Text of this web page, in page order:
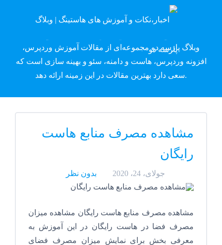
وبلاگ پارسه دِو
وبلاگ پارسه دو مجموعه‌ای از مقالات آموزش وردپرس،
افزونه وردپرس، هاست و دامنه، سئو و بهینه سازی است که
سعی دارد بهترین مقالات در این زمینه ارائه دهد.
مشاهده مصرف منابع هاست
رایگان
جولای، 24، 2020 بدون نظر
مشاهده مصرف منابع هاست رایگان مشاهده میزان
مصرف فضا در هاست رایگان در این آموزش به
معرفی بخش برای نمایش میزان مصرف فضای